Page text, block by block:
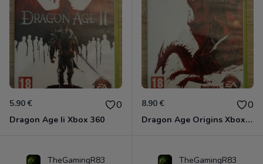
5.90 € 0
Dragon Age Ii Xbox 360
8.90 € 0
Dragon Age Origins Xbox 360
TheGamingR83 TheGamingR83